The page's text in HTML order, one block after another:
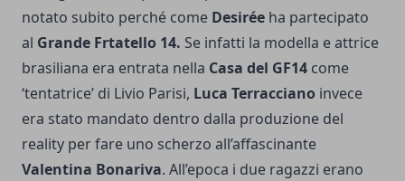
notato subito perché come Desirée ha partecipato
al Grande Frtatello 14. Se infatti la modella e attrice
brasiliana era entrata nella Casa del GF14 come
‘tentatrice’ di Livio Parisi, Luca Terracciano invece
era stato mandato dentro dalla produzione del
reality per fare uno scherzo all’affascinante
Valentina Bonariva. All’epoca i due ragazzi erano